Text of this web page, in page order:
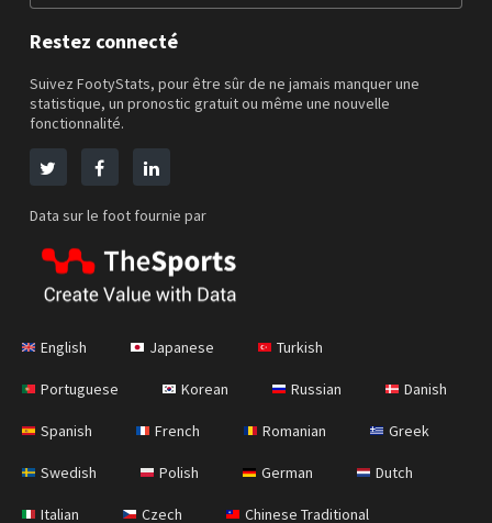
Restez connecté
Suivez FootyStats, pour être sûr de ne jamais manquer une
statistique, un pronostic gratuit ou même une nouvelle
fonctionnalité.
Data sur le foot fournie par
English Japanese Turkish
Portuguese Korean Russian Danish
Spanish French Romanian Greek
Swedish Polish German Dutch
Italian Czech Chinese Traditional